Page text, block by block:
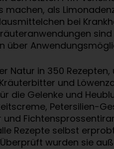
machen, als
bei
über
Natur in 350
und
die Gelenke und
Petersilien-
Rezepte selbst
wurden sie